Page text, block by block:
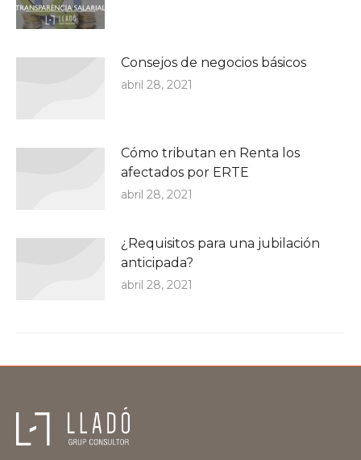
Consejos de negocios básicos
abril 28, 2021
Cómo tributan en Renta los
afectados por ERTE
abril 28, 2021
¿Requisitos para una jubilación
anticipada?
abril 28, 2021